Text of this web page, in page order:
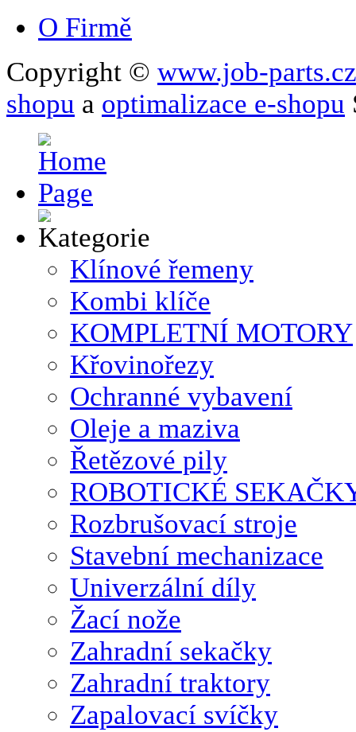
O Firmě
Copyright © www.job-parts.cz
shopu a optimalizace e-shopu
Klínové řemeny
Kombi klíče
KOMPLETNÍ MOTORY
Křovinořezy
Ochranné vybavení
Oleje a maziva
Řetězové pily
ROBOTICKÉ
Rozbrušovací stroje
Stavební mechanizace
Univerzální díly
Žací nože
Zahradní sekačky
Zahradní traktory
Zapalovací svíčky